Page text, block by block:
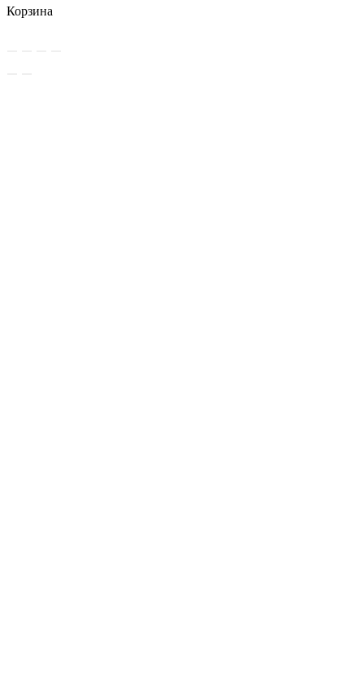
Корзина